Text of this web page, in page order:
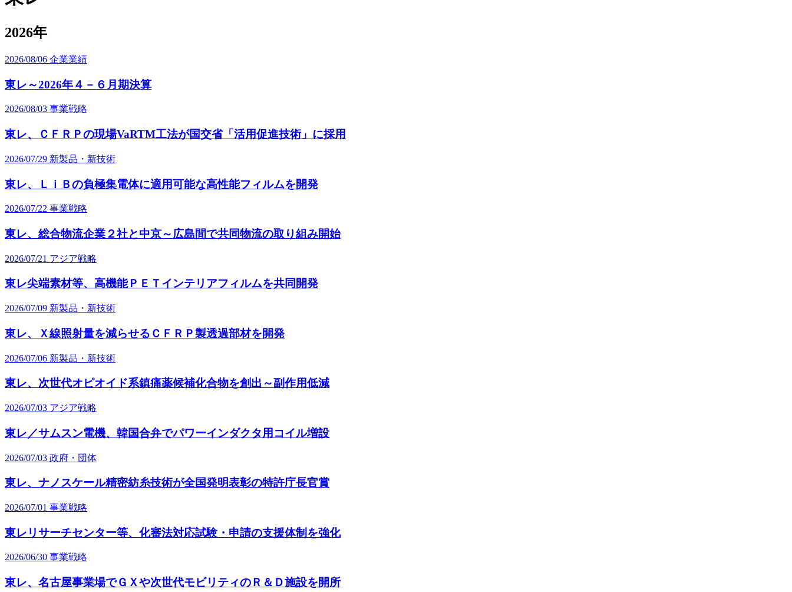
2026年
2026/08/06 企業業績
東レ～2026年４－６月期決算
2026/08/03 事業戦略
東レ、ＣＦＲＰの現場VaRTM工法が国交省「活用促進技術」に採用
2026/07/29 新製品・新技術
東レ、ＬｉＢの負極集電体に適用可能な高性能フィルムを開発
2026/07/22 事業戦略
東レ、総合物流企業２社と中京～広島間で共同物流の取り組み開始
2026/07/21 アジア戦略
東レ尖端素材等、高機能ＰＥＴインテリアフィルムを共同開発
2026/07/09 新製品・新技術
東レ、Ｘ線照射量を減らせるＣＦＲＰ製透過部材を開発
2026/07/06 新製品・新技術
東レ、次世代オピオイド系鎮痛薬候補化合物を創出～副作用低減
2026/07/03 アジア戦略
東レ／サムスン電機、韓国合弁でパワーインダクタ用コイル増設
2026/07/03 政府・団体
東レ、ナノスケール精密紡糸技術が全国発明表彰の特許庁長官賞
2026/07/01 事業戦略
東レリサーチセンター等、化審法対応試験・申請の支援体制を強化
2026/06/30 事業戦略
東レ、名古屋事業場でＧＸや次世代モビリティのＲ＆Ｄ施設を開所